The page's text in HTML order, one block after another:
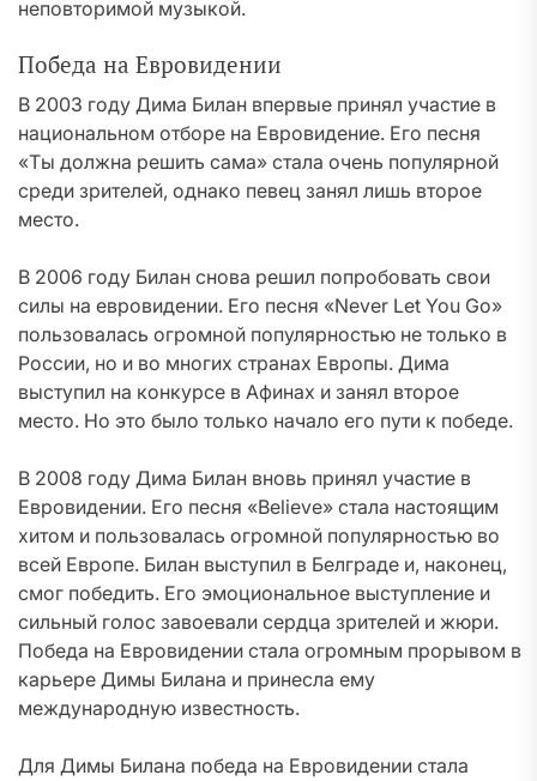
неповторимой музыкой.
Победа на Евровидении
В 2003 году Дима Билан впервые принял участие в
национальном отборе на Евровидение. Его песня
«Ты должна решить сама» стала очень популярной
среди зрителей, однако певец занял лишь второе
место.
В 2006 году Билан снова решил попробовать свои
силы на евровидении. Его песня «Never Let You Go»
пользовалась огромной популярностью не только в
России, но и во многих странах Европы. Дима
выступил на конкурсе в Афинах и занял второе
место. Но это было только начало его пути к победе.
В 2008 году Дима Билан вновь принял участие в
Евровидении. Его песня «Believe» стала настоящим
хитом и пользовалась огромной популярностью во
всей Европе. Билан выступил в Белграде и, наконец,
смог победить. Его эмоциональное выступление и
сильный голос завоевали сердца зрителей и жюри.
Победа на Евровидении стала огромным прорывом в
карьере Димы Билана и принесла ему
международную известность.
Для Димы Билана победа на Евровидении стала